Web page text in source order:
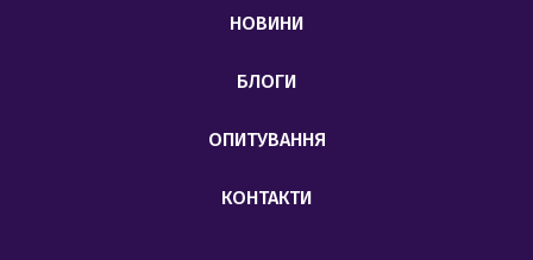
НОВИНИ
БЛОГИ
ОПИТУВАННЯ
КОНТАКТИ